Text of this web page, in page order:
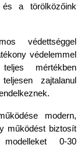
a törölközőink
védettséggel
védelemmel
mértékben
zajtalanul
modern,
működést biztosít
0-30